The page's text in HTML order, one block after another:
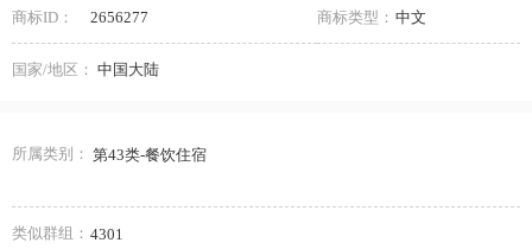
商标ID： 2656277 商标类型： 中文
国家/地区： 中国大陆
所属类别： 第43类-餐饮住宿
类似群组： 4301